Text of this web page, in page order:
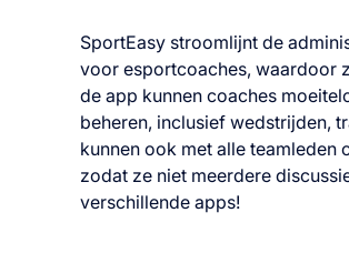
SportEasy stroomlijnt de
voor esportcoaches, waardoor
de app kunnen coaches
beheren, inclusief wedstrijden,
kunnen ook met alle teamleden
zodat ze niet meerdere
verschillende apps!